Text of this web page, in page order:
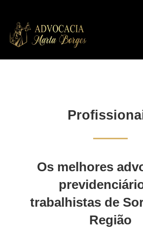
Os melhores
trabalhistas de
Região